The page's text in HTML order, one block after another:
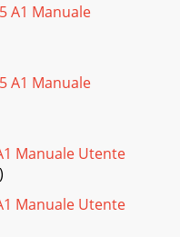
utilizare, grătarul
…FRG 45
cărbunii cu
în urma arder
acest aparat, se
cu data cumpărării.
A1 Manuale
A1 Manuale
Manuale Utente
Manuale Utente